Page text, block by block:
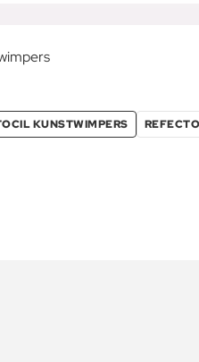
KUNSTWIMPERS